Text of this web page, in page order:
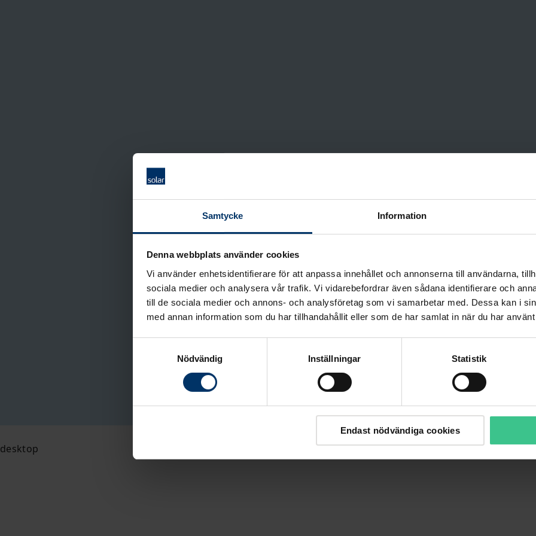
Samtycke Information
Denna webbplats använder cookies
Vi använder enhetsidentifierare för att anpassa innehållet och annonserna till användarna,
sociala medier och analysera vår trafik. Vi vidarebefordrar även sådana identifierare och
till de sociala medier och annons- och analysföretag som vi samarbetar med. Dessa kan i
med annan information som du har tillhandahållit eller som de har samlat in när du har
Nödvändig
Inställningar Statistik
Endast nödvändiga cookies
Utförsäljning
Fynda utvalda favoriter till
och app. Gäller bara så
För att kunna se vårt
Bli kund